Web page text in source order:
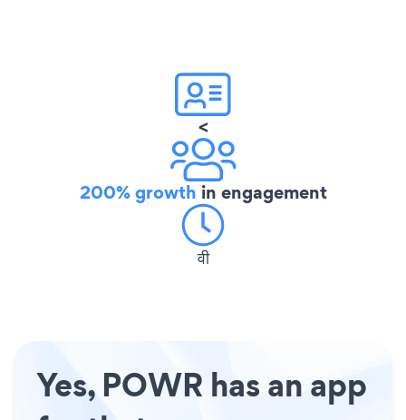
<
200% growth in engagement
वी
Yes, POWR has an app